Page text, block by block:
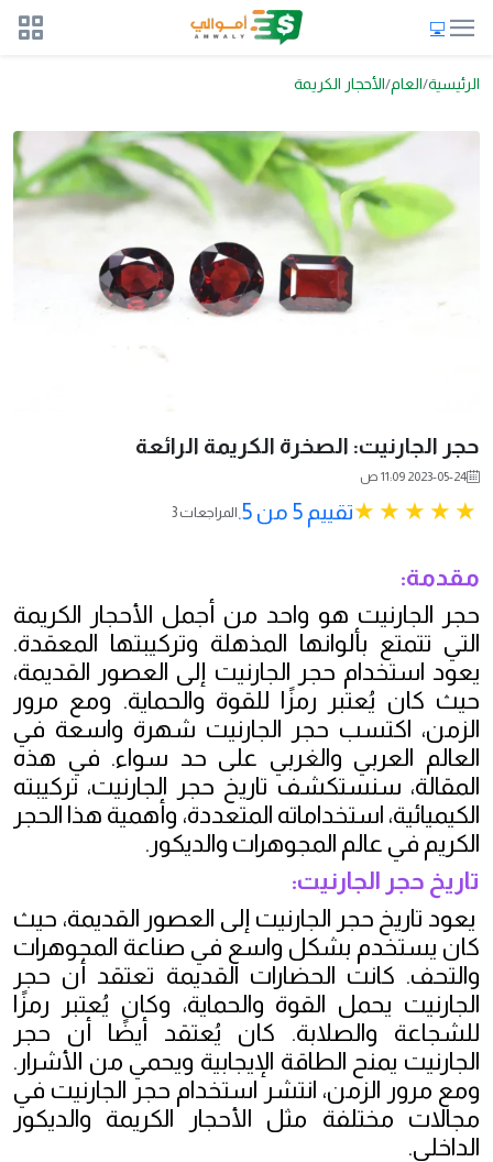
الرئيسية العام الأحجار الكريمة
حجر الجارنيت: الصخرة الكريمة الرائعة
2023-05-24 11:09 ص
تقييم 5 من 5. 3 المراجعات
مقدمة:
حجر الجارنيت هو واحد من أجمل الأحجار الكريمة
التي تتمتع بألوانها المذهلة وتركيبتها المعقدة.
يعود استخدام حجر الجارنيت إلى العصور القديمة،
حيث كان يُعتبر رمزًا للقوة والحماية. ومع مرور
الزمن، اكتسب حجر الجارنيت شهرة واسعة في
العالم العربي والغربي على حد سواء. في هذه
المقالة، سنستكشف تاريخ حجر الجارنيت، تركيبته
الكيميائية، استخداماته المتعددة، وأهمية هذا الحجر
الكريم في عالم المجوهرات والديكور.
تاريخ حجر الجارنيت:
يعود تاريخ حجر الجارنيت إلى العصور القديمة، حيث
كان يستخدم بشكل واسع في صناعة المجوهرات
والتحف. كانت الحضارات القديمة تعتقد أن حجر
الجارنيت يحمل القوة والحماية، وكان يُعتبر رمزًا
للشجاعة والصلابة. كان يُعتقد أيضًا أن حجر
الجارنيت يمنح الطاقة الإيجابية ويحمي من الأشرار.
ومع مرور الزمن، انتشر استخدام حجر الجارنيت في
مجالات مختلفة مثل الأحجار الكريمة والديكور
الداخلي.